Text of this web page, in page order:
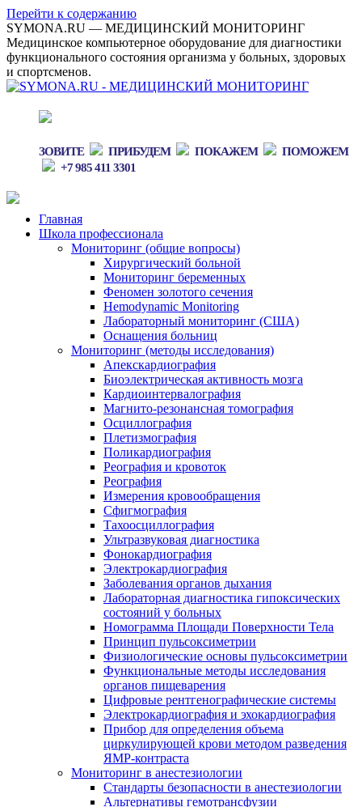
Перейти к содержанию
SYMONA.RU — МЕДИЦИНСКИЙ МОНИТОРИНГ
Медицинское компьютерное оборудование для диагностики
функционального состояния организма у больных, здоровых
и спортсменов.
ЗОВИТЕ ПРИБУДЕМ ПОКАЖЕМ
ПОМОЖЕМ
+7 985 411 3301
Главная
Школа профессионала
Мониторинг (общие вопросы)
Хирургический больной
Мониторинг беременных
Феномен золотого сечения
Hemodynamic Monitoring
Лабораторный мониторинг (США)
Оснащения больниц
Мониторинг (методы исследования)
Апекскардиография
Биоэлектрическая активность мозга
Кардиоинтервалография
Магнито-резонансная томография
Осциллография
Плетизмография
Поликардиография
Реография и кровоток
Реография
Измерения кровообращения
Сфигмография
Тахоосциллография
Ультразвуковая диагностика
Фонокардиография
Электрокардиография
Заболевания органов дыхания
Лабораторная диагностика гипоксических
состояний у больных
Номограмма Площади Поверхности Тела
Принцип пульсоксиметрии
Физиологические основы пульсоксиметрии
Функциональные методы исследования
органов пищеварения
Цифровые рентгенографические системы
Электрокардиография и эхокардиография
Прибор для определения объема
циркулирующей крови методом разведения
ЯМР-контраста
Мониторинг в анестезиологии
Стандарты безопасности в анестезиологии
Альтернативы гемотрансфузии